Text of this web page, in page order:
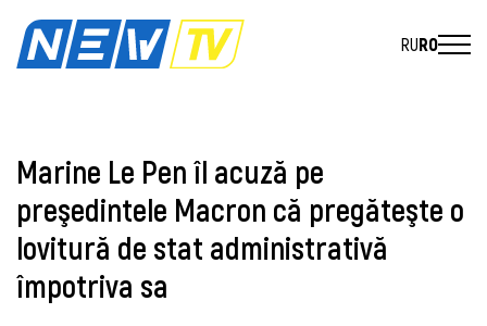
RURO
Marine Le Pen îl acuză pe
preşedintele Macron că pregăteşte o
lovitură de stat administrativă
împotriva sa